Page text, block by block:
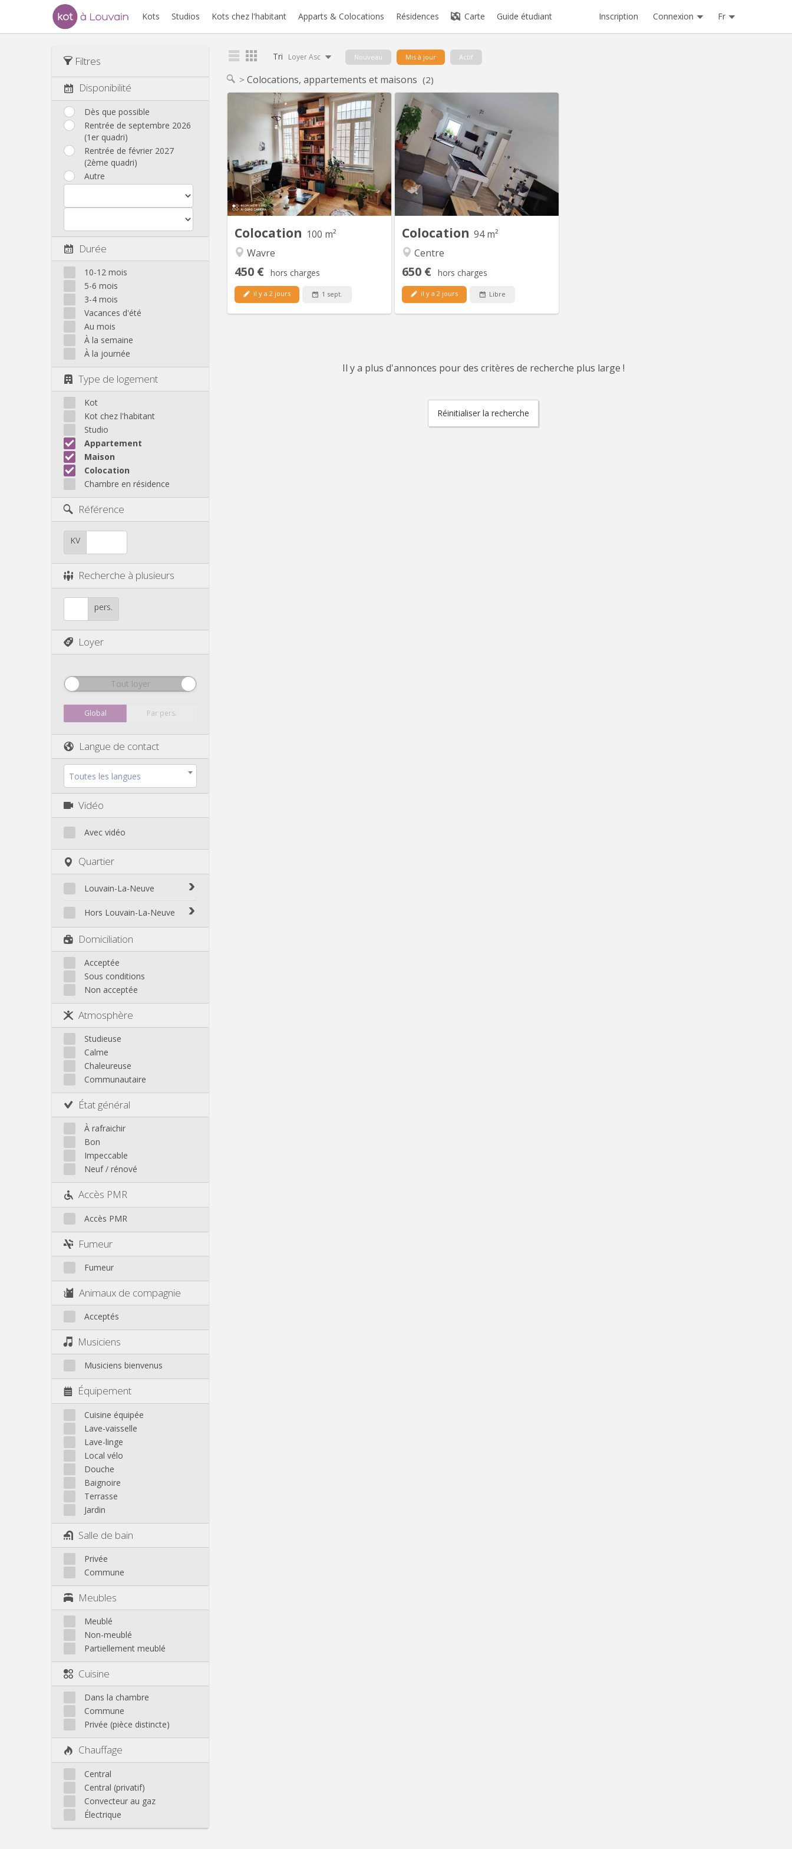
Kots Studios Kots chez l'habitant Apparts & Colocations Résidences Carte Guide étudiant Inscription Connexion Fr
Filtres
Disponibilité
Dès que possible
Rentrée de septembre 2026
(1er quadri)
Rentrée de février 2027
(2ème quadri)
Autre
Durée
10-12 mois
5-6 mois
3-4 mois
Vacances d'été
Au mois
À la semaine
À la journée
Type de logement
Kot
Kot chez l'habitant
Studio
Appartement
Maison
Colocation
Chambre en résidence
Référence
KV
Recherche à plusieurs
pers.
Loyer
Tout loyer
Global Par pers.
Langue de contact
Toutes les langues
Vidéo
Avec vidéo
Quartier
Louvain-La-Neuve
Biéreau
Centre
L'Hocaille
La Baraque
Lauzelle
Les Bruyères
Hors Louvain-La-Neuve
Genappe
Mont-Saint-Guibert
Nivelles
Ottignies
Rixensart
Walhain
Wavre
Autre
Domiciliation
Acceptée
Sous conditions
Non acceptée
Atmosphère
Studieuse
Calme
Chaleureuse
Communautaire
État général
À rafraichir
Bon
Impeccable
Neuf / rénové
Accès PMR
Accès PMR
Fumeur
Fumeur
Animaux de compagnie
Acceptés
Musiciens
Musiciens bienvenus
Équipement
Cuisine équipée
Lave-vaisselle
Lave-linge
Local vélo
Douche
Baignoire
Terrasse
Jardin
Salle de bain
Privée
Commune
Meubles
Meublé
Non-meublé
Partiellement meublé
Cuisine
Dans la chambre
Commune
Privée (pièce distincte)
Chauffage
Central
Central (privatif)
Convecteur au gaz
Électrique
Tri Loyer Asc Nouveau Mis à jour Actif
Colocations, appartements et maisons (2)
Colocation 100 m²
Wavre
450 € hors charges
il y a 2 jours 1 sept.
KV 1374
Maison indépendante avec 4 belles
chambres (3x20m2 + 1x12m2) à louer
pour étudiant(e)s, au calme avec
jardin. Uniquement bail 12 mois
01/09/2026 - 31/08/2027 Pas de
domiciliation possible Pas d'animal
Reste 1 chambres libre Planchers en
bois, chambres lumineuses. Cour
Colocation 94 m²
Centre
650 € hors charges
il y a 2 jours Libre
Bonjour, La seconde chambre se
libère dans un appart 2 chambres.
idéale pour un premier
emménagement, tout est meublé sauf
la chambre. Disponible a partir du 15
septembre 2026, négociable plus tôt
(début aout). La chambre fait 9M² dans
un appartement au centre de
Il y a plus d'annonces pour des critères de recherche plus large !
Réinitialiser la recherche